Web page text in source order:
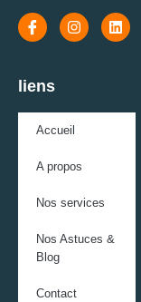
liens
Accueil
A propos
Nos services
Nos Astuces &
Blog
Contact